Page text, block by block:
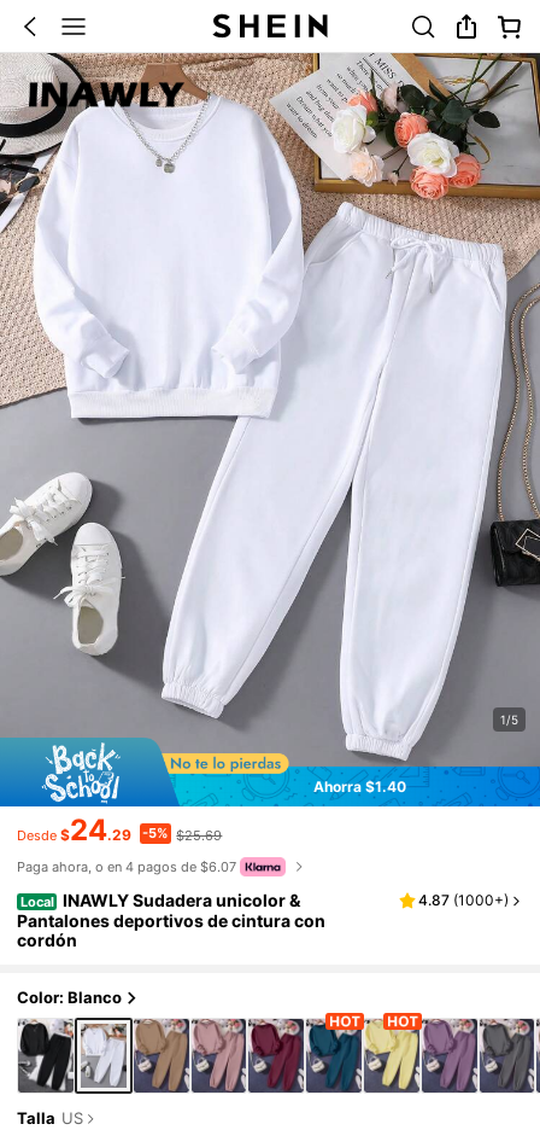
1/5
Ahorra $1.40
Desde $24.29 -5% $25.69
Paga ahora, o en 4 pagos de $6.07
Local INAWLY Sudadera unicolor &
Pantalones deportivos de cintura con
cordón
4.87 (1000+)
Color: Blanco
Talla US